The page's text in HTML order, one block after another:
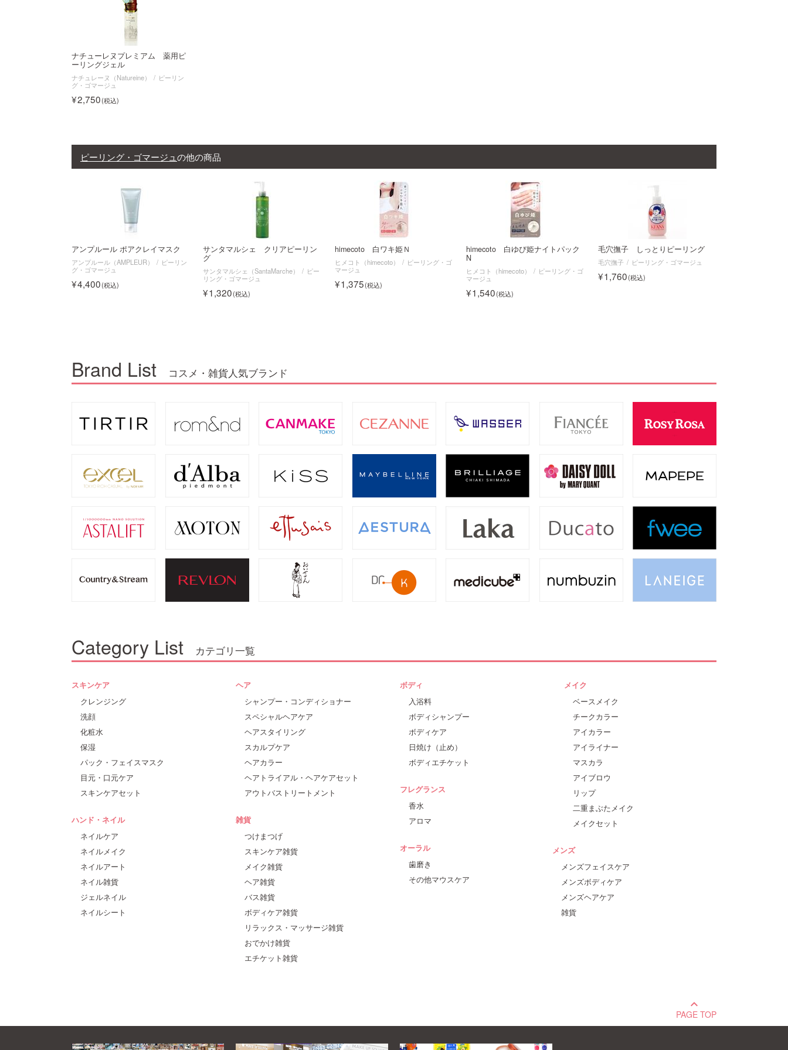
ナチューレヌプレミアム 薬用ピ
ーリングジェル
ナチュレーヌ（Natureine）
ピーリン
グ・ゴマージュ
2,750
ピーリング・ゴマージュの他の商品
アンプルール ポアクレイマスク
アンプルール（AMPLEUR）
ピーリン
グ・ゴマージュ
4,400
サンタマルシェ クリアピーリン
グ
サンタマルシェ（SantaMarche）
ピー
リング・ゴマージュ
1,320
himecoto 白ワキ姫Ｎ
ヒメコト（himecoto）
ピーリング・ゴ
マージュ
1,375
himecoto 白ゆび姫ナイトパック
N
ヒメコト（himecoto）
ピーリング・ゴ
マージュ
1,540
毛穴撫子 しっとりピーリング
毛穴撫子 ピーリング・ゴマージュ
1,760
Brand List コスメ・雑貨人気ブランド
Category List カテゴリ一覧
スキンケア
クレンジング
洗顔
化粧水
保湿
パック・フェイスマスク
目元・口元ケア
スキンケアセット
ヘア
シャンプー・コンディショナー
スペシャルヘアケア
ヘアスタイリング
スカルプケア
ヘアカラー
ヘアトライアル・ヘアケアセット
アウトバストリートメント
ボディ
入浴料
ボディシャンプー
ボディケア
日焼け（止め）
ボディエチケット
メイク
ベースメイク
チークカラー
アイカラー
アイライナー
マスカラ
アイブロウ
リップ
二重まぶたメイク
メイクセット
フレグランス
香水
アロマ
ハンド・ネイル
ネイルケア
ネイルメイク
ネイルアート
ネイル雑貨
ジェルネイル
ネイルシート
雑貨
つけまつげ
スキンケア雑貨
メイク雑貨
ヘア雑貨
バス雑貨
ボディケア雑貨
リラックス・マッサージ雑貨
おでかけ雑貨
エチケット雑貨
オーラル
歯磨き
その他マウスケア
メンズ
メンズフェイスケア
メンズボディケア
メンズヘアケア
雑貨
keyboard_arrow_up
PAGE TOP